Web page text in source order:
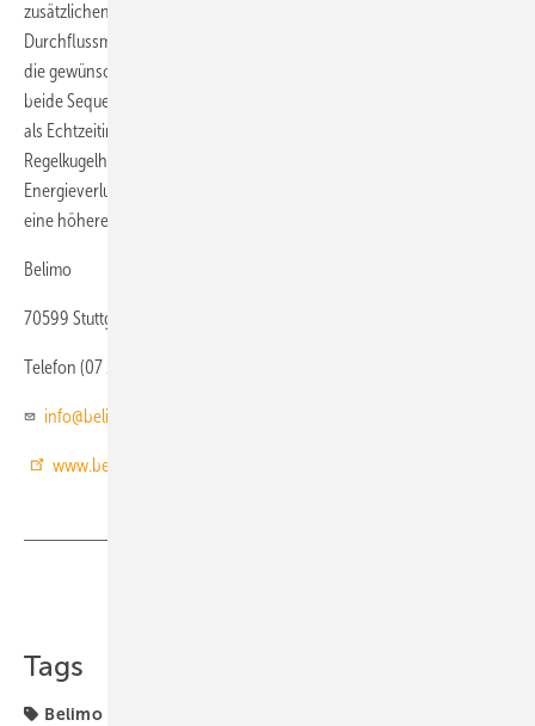
zusätzlichen Drosselventile montiert werden. Durch die integrierte
Durchflussmessung und die elektronische Durchflussregelung kann
die gewünschte Wassermenge bei Volllast und im Teillastbetrieb für
beide Sequenzen sichergestellt werden. Die Messwerte können auch
als Echtzeitinformation abgerufen werden. Der dichtschließende
Regelkugelhahn (Leckrate A nach EN12 266-1) verhindert
Energieverluste und die integrierte Druckentlastungsfunktion sorgt für
eine höhere Anlagensicherheit.
Belimo
70599 Stuttgart
Telefon (07 11) 16 78 30
info@belimo.de
www.belimo.de
Tags
Belimo